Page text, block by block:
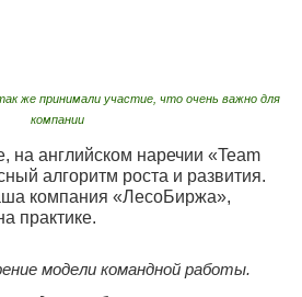
же принимали участие, что очень важно для
компании
на английском наречии «Team
алгоритм роста и развития.
компания «ЛесоБиржа»,
практике.
модели командной работы.